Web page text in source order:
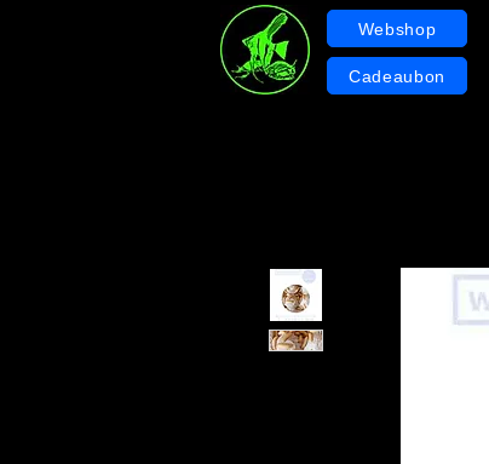
Webshop
Cadeaubon